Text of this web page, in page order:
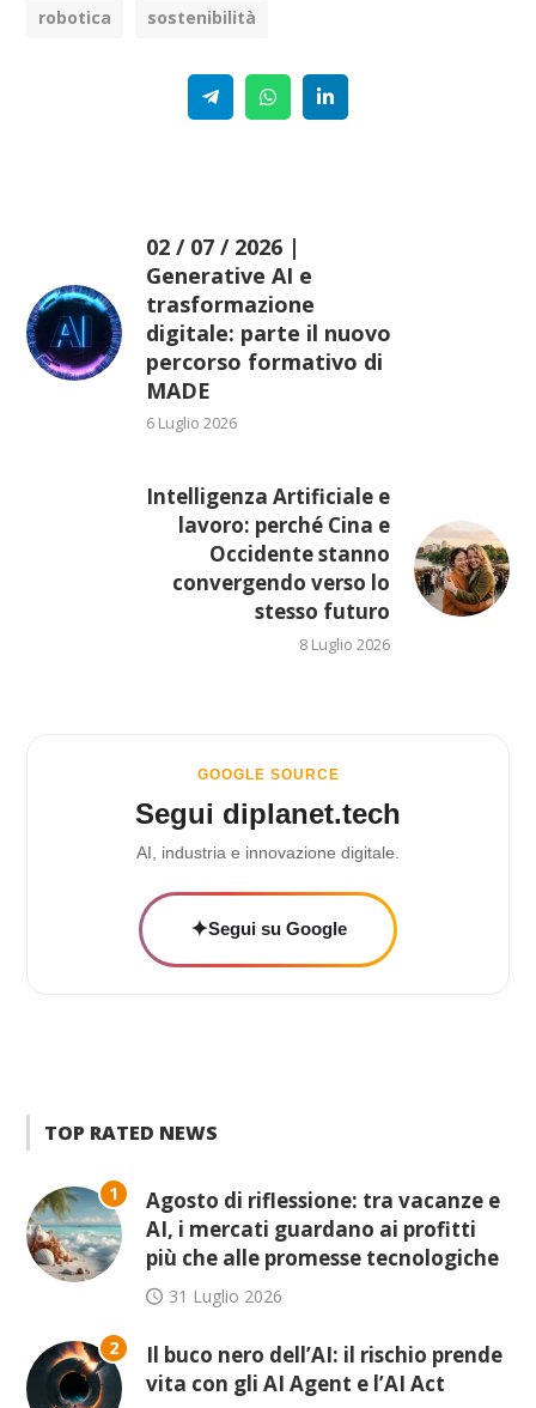
robotica sostenibilità
TelegramWhatsApp
02 / 07 / 2026 |
Generative AI e
trasformazione
digitale: parte il nuovo
percorso formativo di
MADE
6 Luglio 2026
Intelligenza Artificiale e
lavoro: perché Cina e
Occidente stanno
convergendo verso lo
stesso futuro
8 Luglio 2026
GOOGLE SOURCE
Segui diplanet.tech
AI, industria e innovazione digitale.
✦Segui su Google
TOP RATED NEWS
1
Agosto di riflessione: tra vacanze e
AI, i mercati guardano ai profitti
più che alle promesse tecnologiche
31 Luglio 2026
2
Il buco nero dell’AI: il rischio prende
vita con gli AI Agent e l’AI Act